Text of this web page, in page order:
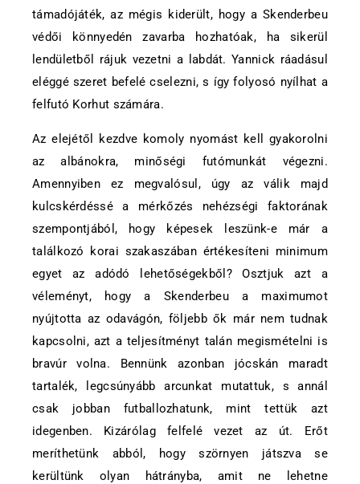
támadójáték, az mégis kiderült, hogy a Skenderbeu
védői könnyedén zavarba hozhatóak, ha sikerül
lendületből rájuk vezetni a labdát. Yannick ráadásul
eléggé szeret befelé cselezni, s így folyosó nyílhat a
felfutó Korhut számára.
Az elejétől kezdve komoly nyomást kell gyakorolni
az albánokra, minőségi futómunkát végezni.
Amennyiben ez megvalósul, úgy az válik majd
kulcskérdéssé a mérkőzés nehézségi faktorának
szempontjából, hogy képesek leszünk-e már a
találkozó korai szakaszában értékesíteni minimum
egyet az adódó lehetőségekből? Osztjuk azt a
véleményt, hogy a Skenderbeu a maximumot
nyújtotta az odavágón, följebb ők már nem tudnak
kapcsolni, azt a teljesítményt talán megismételni is
bravúr volna. Bennünk azonban jócskán maradt
tartalék, legcsúnyább arcunkat mutattuk, s annál
csak jobban futballozhatunk, mint tettük azt
idegenben. Kizárólag felfelé vezet az út. Erőt
meríthetünk abból, hogy szörnyen játszva se
kerültünk olyan hátrányba, amit ne lehetne